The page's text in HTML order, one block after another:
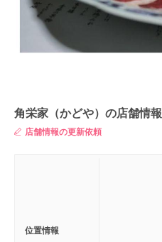
角栄家（かどや）の店舗情報
店舗情報の更新依頼
位置情報